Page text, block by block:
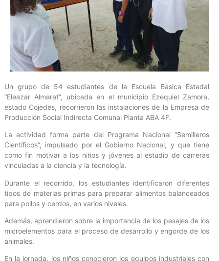
Un grupo de 54 estudiantes de la Escuela Básica Estadal
“Eleazar Almarat”, ubicada en el municipio Ezequiel Zamora,
estado Cojedes, recorrieron las instalaciones de la Empresa de
Producción Social Indirecta Comunal Planta ABA 4F.
La actividad forma parte del Programa Nacional “Semilleros
Científicos”, impulsado por el Gobierno Nacional, y que tiene
como fin motivar a los niños y jóvenes al estudio de carreras
vinculadas a la ciencia y la tecnología.
Durante el recorrido, los estudiantes identificaron diferentes
tipos de materias primas para preparar alimentos balanceados
para pollos y cerdos, en varios niveles.
Además, aprendieron sobre la importancia de los pesajes de los
microelementos para el proceso de desarrollo y engorde de los
animales.
En la jornada, los niños conocieron los equipos industriales con